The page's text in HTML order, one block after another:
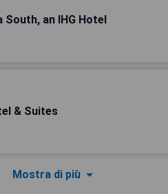
an IHG Hotel
& Suites
Mostra di più